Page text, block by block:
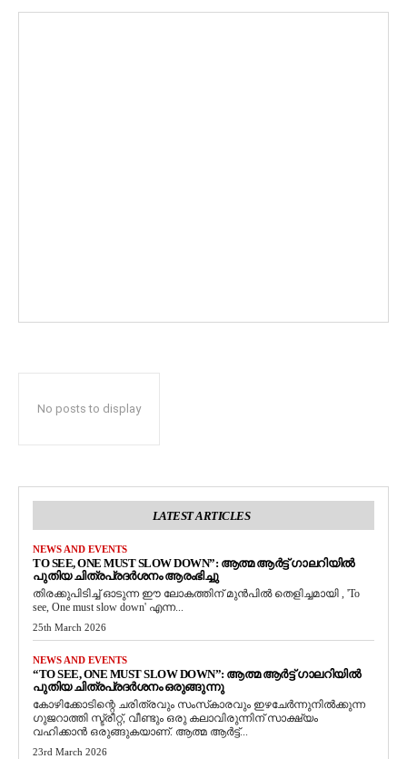
No posts to display
LATEST ARTICLES
NEWS AND EVENTS
TO SEE, ONE MUST SLOW DOWN”: ആത്മ ആർട്ട് ഗാലറിയിൽ
പുതിയ ചിത്രപ്രദർശനം ആരംഭിച്ചു
തിരക്കുപിടിച്ച് ഓടുന്ന ഈ ലോകത്തിന് മുൻപിൽ തെളിച്ചമായി , 'To
see, One must slow down' എന്ന...
25th March 2026
NEWS AND EVENTS
“TO SEE, ONE MUST SLOW DOWN”: ആത്മ ആർട്ട് ഗാലറിയിൽ
പുതിയ ചിത്രപ്രദർശനം ഒരുങ്ങുന്നു
കോഴിക്കോടിന്റെ ചരിത്രവും സംസ്‌കാരവും ഇഴചേർന്നുനിൽക്കുന്ന
ഗുജറാത്തി സ്ട്രീറ്റ്, വീണ്ടും ഒരു കലാവിരുന്നിന് സാക്ഷ്യം
വഹിക്കാൻ ഒരുങ്ങുകയാണ്. ആത്മ ആർട്ട്...
23rd March 2026